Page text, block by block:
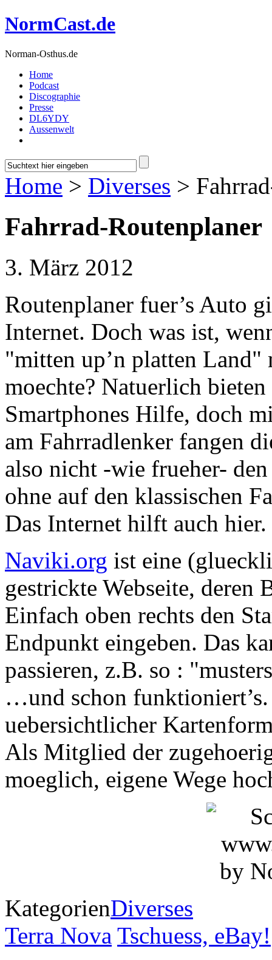
NormCast.de
Norman-Osthus.de
Home
Podcast
Discographie
Presse
DL6YDY
Aussenwelt
Home > Diverses >
Fahrrad-Routenplaner
3. März 2012
Routenplaner fuer’s Auto
Internet. Doch was ist,
"mitten up’n platten Land"
moechte? Natuerlich
Smartphones Hilfe, doch
am Fahrradlenker fangen
also nicht -wie frueher-
ohne auf den klassischen
Das Internet hilft auch hier.
Naviki.org ist eine
gestrickte Webseite,
Einfach oben rechts den
Endpunkt eingeben. Das
passieren, z.B. so :
…und schon
uebersichtlicher
Als Mitglied der
moeglich, eigene Wege
KategorienDiverses
Terra Nova Tschuess, eBay!